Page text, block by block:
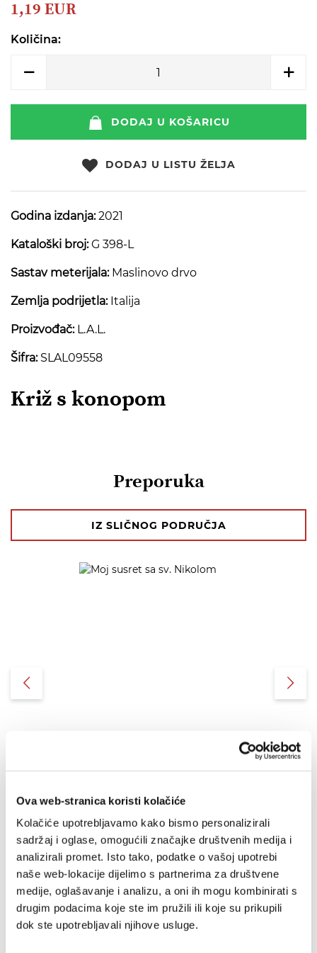
Ova web-stranica koristi kolačiće
Kolačiće upotrebljavamo kako bismo personalizirali
sadržaj i oglase, omogućili značajke društvenih medija i
analizirali promet. Isto tako, podatke o vašoj upotrebi
naše web-lokacije dijelimo s partnerima za društvene
medije, oglašavanje i analizu, a oni ih mogu kombinirati s
drugim podacima koje ste im pružili ili koje su prikupili
dok ste upotrebljavali njihove usluge.
of
images
1,19 EUR
Količina:
DODAJ U KOŠARICU
DODAJ U LISTU ŽELJA
Godina izdanja:2021
Kataloški broj:G 398-L
Sastav meterijala:Maslinovo drvo
Zemlja podrijetla:Italija
Proizvođač:L.A.L.
Šifra:SLAL09558
Križ s konopom
Preporuka
IZ SLIČNOG PODRUČJA
Moj susret sa sv.
Nikolom
Jelica Gjenero
2,65 EUR